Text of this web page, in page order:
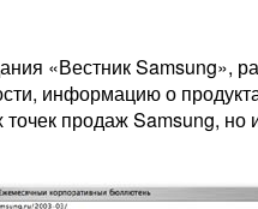
«Вестник Samsung»,
информацию о
продаж Samsung,